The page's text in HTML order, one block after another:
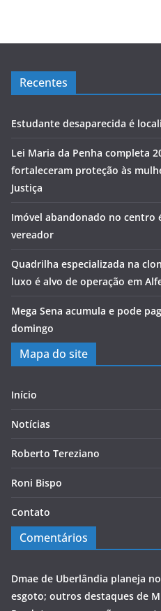
Recentes
Estudante desaparecida é
Lei Maria da Penha completa
fortaleceram proteção às
Justiça
Imóvel abandonado no centro
vereador
Quadrilha especializada na
luxo é alvo de operação em
Mega Sena acumula e pode
domingo
Mapa do site
Início
Notícias
Roberto Tereziano
Roni Bispo
Contato
Comentários
Dmae de Uberlândia planeja
esgoto; outros destaques de